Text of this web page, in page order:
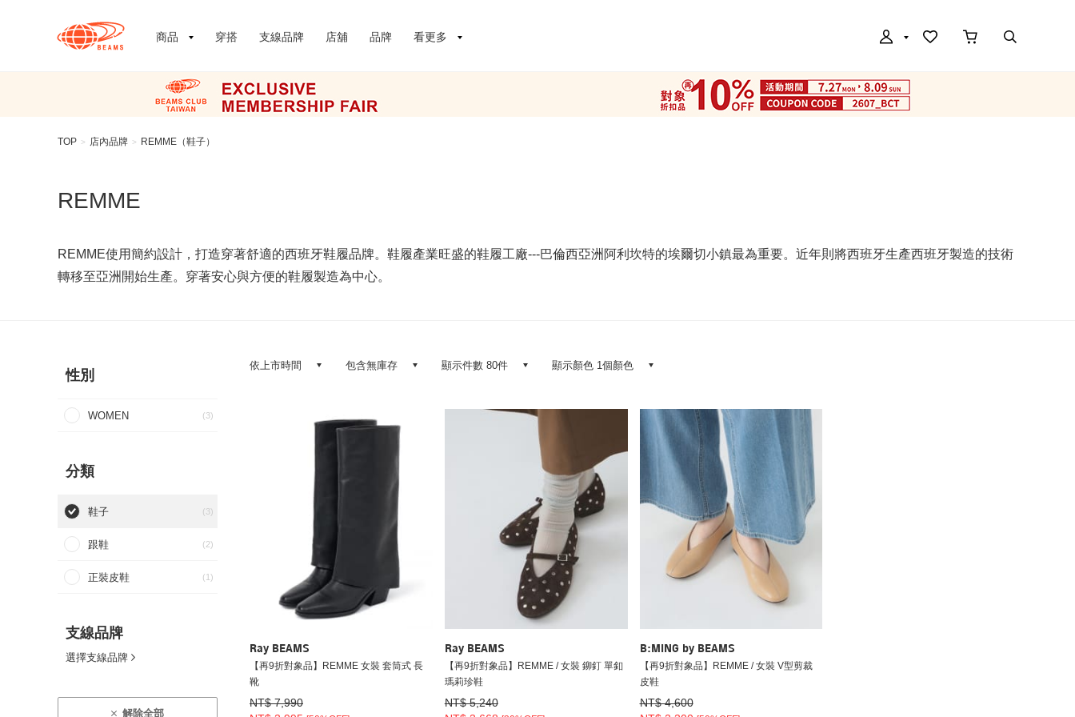
商品 穿搭 支線品牌 店舖 品牌 看更多
TOP > 店內品牌 > REMME（鞋子）
REMME
REMME使用簡約設計，打造穿著舒適的西班牙鞋履品牌。鞋履產業旺盛的鞋履工廠---巴倫西亞洲阿利坎特的埃爾切小鎮最為重要。近年則將西班牙生產西班牙製造的技術
轉移至亞洲開始生產。穿著安心與方便的鞋履製造為中心。
性別
WOMEN (3)
分類
鞋子 (3)
跟鞋 (2)
正裝皮鞋 (1)
支線品牌
選擇支線品牌
解除全部
依上市時間 包含無庫存 顯示件數 80件 顯示顏色 1個顏色
Ray BEAMS
【再9折對象品】REMME 女裝 套筒式 長
靴
NT$ 7,990
Ray BEAMS
【再9折對象品】REMME / 女裝 鉚釘 單釦
瑪莉珍鞋
NT$ 5,240
B:MING by BEAMS
【再9折對象品】REMME / 女裝 V型剪裁
皮鞋
NT$ 4,600